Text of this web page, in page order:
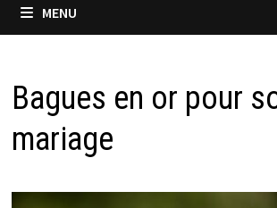
MENU
Bagues en or pour
mariage